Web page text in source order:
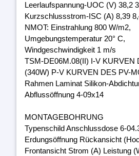
Leerlaufspannung-UOC (V) 38,2
Kurzschlussstrom-ISC (A) 8,39
NMOT: Einstrahlung 800 W/m2,
Umgebungstemperatur 20° C,
Windgeschwindigkeit 1 m/s
TSM-DE06M.08(II) I-V KURVEN
(340W) P-V KURVEN DES PV-
Rahmen Laminat Silikon-
Abflussöffnung 4-09x14
MONTAGEBOHRUNG
Typenschild Anschlussdose 6-
Erdungsöffnung Rückansicht
Frontansicht Strom (A) Leistung